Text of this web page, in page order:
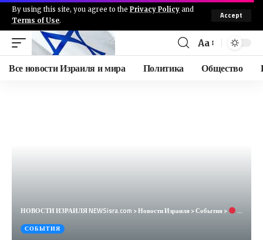
By using this site, you agree to the Privacy Policy and
Terms of Use.
Accept
Aa
Все новости Израиля и мира Политика Общество
НОВОСТИ ИЗРАИЛЯ NEWSisra.com >Новости Израиля>События>
СОБЫТИЯ